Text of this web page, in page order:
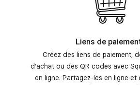
Liens de
Créez des liens de paiement,
d’achat ou des QR codes avec
en ligne. Partagez-les en ligne et